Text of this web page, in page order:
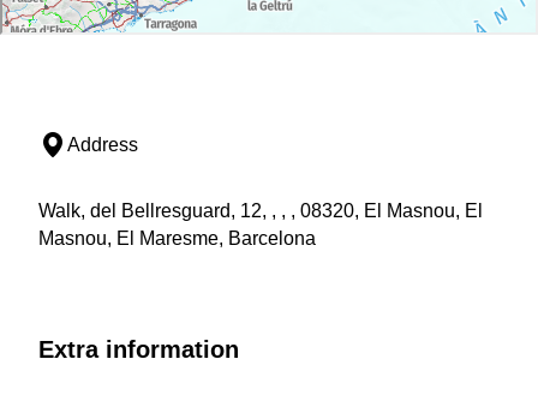
Address
Walk, del Bellresguard, 12, , , , 08320, El Masnou, El
Masnou, El Maresme, Barcelona
Extra information